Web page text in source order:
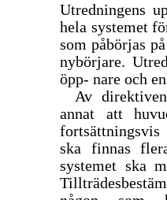
Utredningens
hela systemet
som påbörjas
nybörjare.
öpp- nare och
Av
annat att
fortsättningsvis
ska finnas
systemet ska